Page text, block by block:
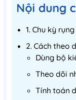
Nội dung
1. Chu kỳ
2. Cách theo
Dùng bộ
Theo dõi
Tính toán